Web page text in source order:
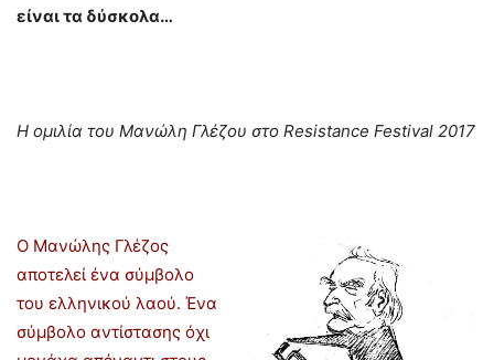
είναι τα δύσκολα…
Η ομιλία του Μανώλη Γλέζου στο Resistance Festival 2017
Ο Μανώλης Γλέζος
αποτελεί ένα σύμβολο
του ελληνικού λαού. Ένα
σύμβολο αντίστασης όχι